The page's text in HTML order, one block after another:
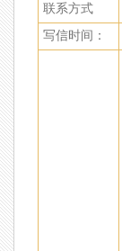
联系方式
写信时间：